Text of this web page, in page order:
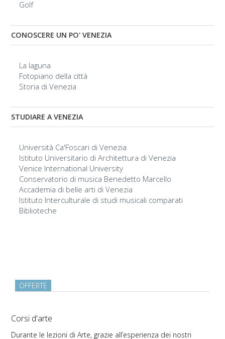
Golf
CONOSCERE UN PO' VENEZIA
La laguna
Fotopiano della città
Storia di Venezia
STUDIARE A VENEZIA
Università Ca'Foscari di Venezia
Istituto Universitario di Architettura di Venezia
Venice International University
Conservatorio di musica Benedetto Marcello
Accademia di belle arti di Venezia
Istituto Interculturale di studi musicali comparati
Biblioteche
OFFERTE
Corsi d'arte
Durante le lezioni di Arte, grazie all’esperienza dei nostri